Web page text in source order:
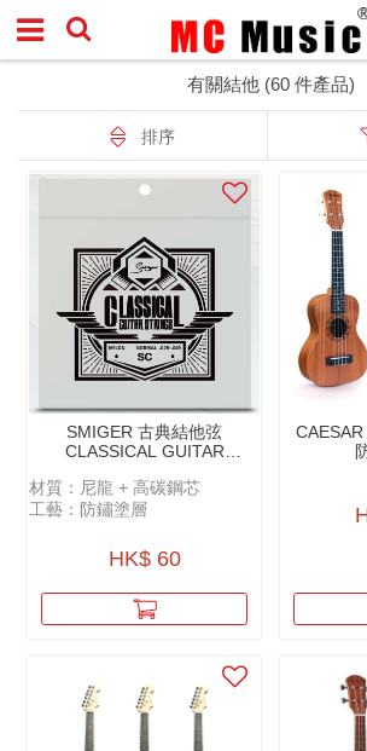
有關結他 (60 件產品)
排序
SMIGER 古典結他弦
CLASSICAL GUITAR
材質：尼龍 + 高碳鋼芯
工藝：防鏽塗層
HK$ 60